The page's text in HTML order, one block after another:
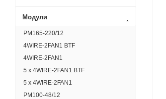
Модули
PM165-220/12
4WIRE-2FAN1 BTF
4WIRE-2FAN1
5 x 4WIRE-2FAN1 BTF
5 x 4WIRE-2FAN1
PM100-48/12